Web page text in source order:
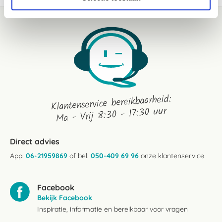
Klantenservice bereikbaarheid:
Ma - Vrij 8:30 - 17:30 uur
Direct advies
App: 06-21959869 of bel: 050-409 69 96 onze klantenservice
Facebook
Bekijk Facebook
Inspiratie, informatie en bereikbaar voor vragen